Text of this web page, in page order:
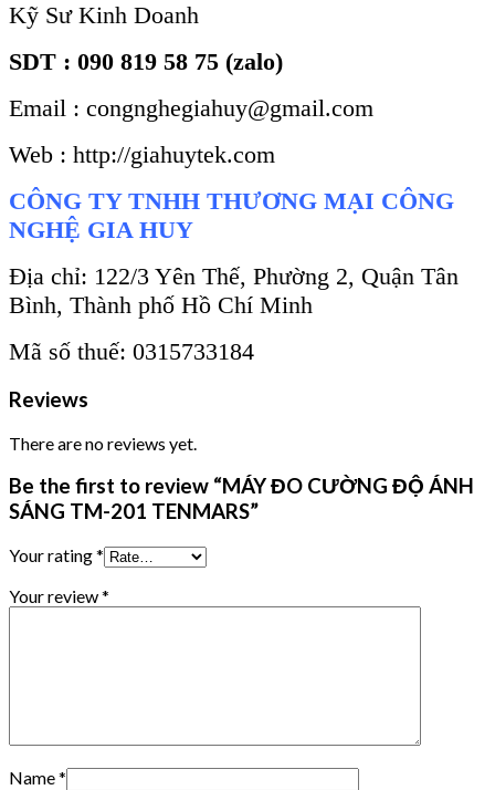
Kỹ Sư Kinh Doanh
SDT : 090 819 58 75 (zalo)
Email : congnghegiahuy@gmail.com
Web : http://giahuytek.com
CÔNG TY TNHH THƯƠNG MẠI CÔNG
NGHỆ GIA HUY
Địa chỉ: 122/3 Yên Thế, Phường 2, Quận Tân
Bình, Thành phố Hồ Chí Minh
Mã số thuế: 0315733184
Reviews
There are no reviews yet.
Be the first to review “MÁY ĐO CƯỜNG ĐỘ ÁNH
SÁNG TM-201 TENMARS”
Your rating*
Your review*
Name*